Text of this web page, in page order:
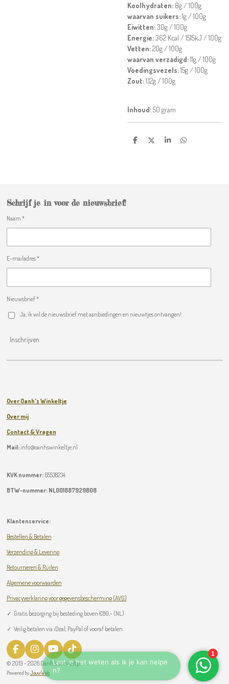
Koolhydraten: 8g / 100g
waarvan suikers:1g / 100g
Eiwitten:30g / 100g
Energie:362 Kcal / 1515kJ / 100g
Vetten:20g / 100g
waarvan verzadigd:11g / 100g
Voedingsvezels:15g / 100g
Zout:1,12g / 100g
Inhoud:50 gram
D
D
S
D
Schrijf je in voor de nieuwsbrief!
Naam *
E-mailadres *
Nieuwsbrief *
Ja, ik wil de nieuwsbrief met aanbiedingen en nieuwtjes ontvangen!
Inschrijven
Over Oanh's Winkeltje
Over mij
Contact & Vragen
Mail:info@oanhswinkeltje.nl
KVK nummer: 65538234
BTW-nummer: NL001887929B08
Klantenservice:
Bestellen & Betalen
Verzending & Levering
Retourneren & Ruilen
Algemene voorwaarden
Privacyverklaring voor gegevensbescherming (AVG)
✓ Gratis bezorging bij besteding boven €80,- (NL)
✓ Veilig betalen via iDeal, PayPal of vooraf betalen.
F
a
e
I
n
t
Y
o
u
T
i
© 2019 - 2026 Oanh’s Winkeltje
Powered byJouwWeb